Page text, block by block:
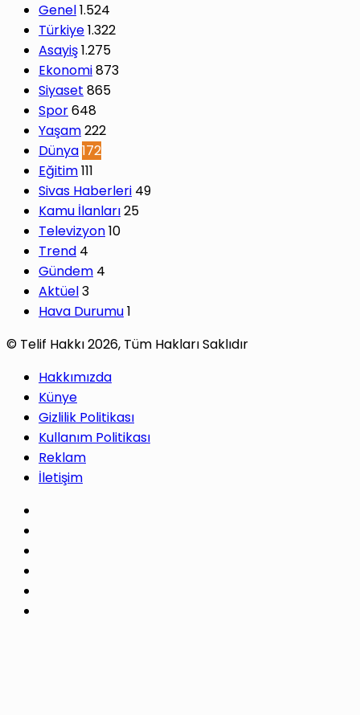
Genel1.524
Türkiye1.322
Asayiş1.275
Ekonomi873
Siyaset 865
Spor648
Yaşam222
Dünya172
Eğitim111
Sivas Haberleri 49
Kamu İlanları25
Televizyon10
Trend 4
Gündem 4
Aktüel3
Hava Durumu1
© Telif Hakkı 2026, Tüm Hakları Saklıdır
Hakkımızda
Künye
Gizlilik Politikası
Kullanım Politikası
Reklam
İletişim